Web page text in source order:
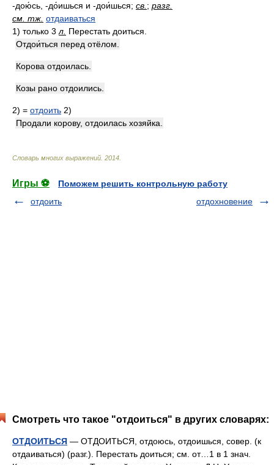
-дою́сь, -до́ишься и -дои́шься; св. ; разг.
см. тж. отдаиваться
1) только 3 л. Перестать доиться.
Отдои́ться перед отёлом.
Корова отдоилась.
Козы рано отдоились.
2) = отдоить 2)
Продали корову, отдоилась хозяйка.
Словарь многих выражений 2014
Игры ⚽
Поможем решить контрольную работу
отдоить
отдохновение
Смотреть что такое "отдоиться" в других словарях:
ОТДОИТЬСЯ — ОТДОИТЬСЯ, отдоюсь, отдоишься, совер. (к
отдаиваться) (разг.). Перестать доиться; см. от…1 в 1 знач.